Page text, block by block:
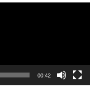
00:42